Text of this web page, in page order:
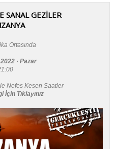
SANAL GEZİLER
Ortasında
· Pazar
Nefes Kesen Saatler
İçin Tıklayınız